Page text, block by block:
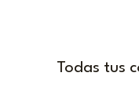
Todas tus